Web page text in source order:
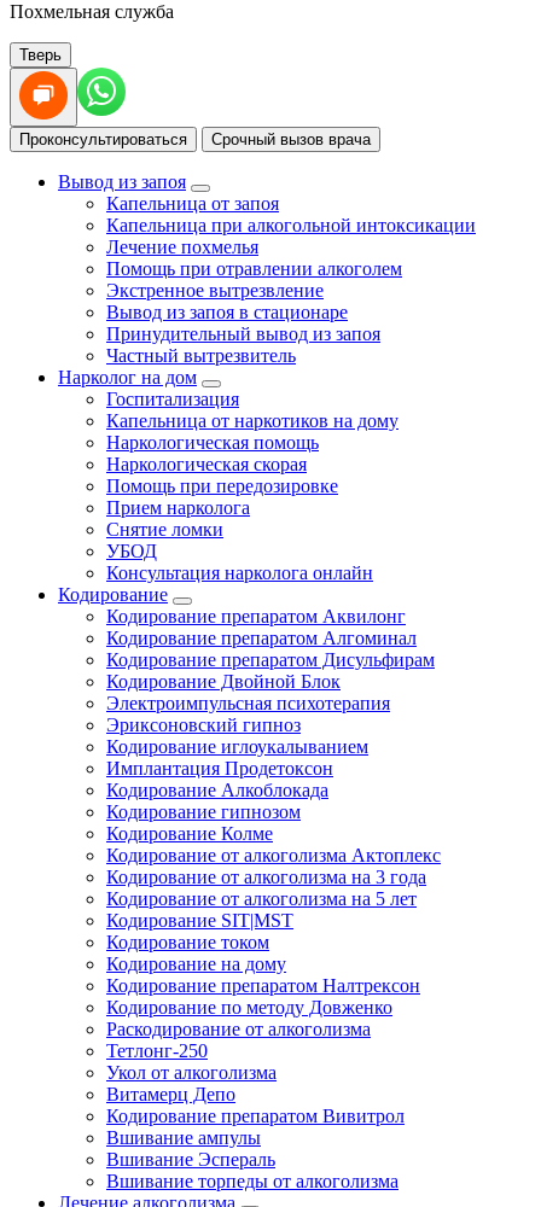
Похмельная служба
Тверь
Проконсультироваться Срочный вызов врача
Вывод из запоя
Капельница от запоя
Капельница при алкогольной интоксикации
Лечение похмелья
Помощь при отравлении алкоголем
Экстренное вытрезвление
Вывод из запоя в стационаре
Принудительный вывод из запоя
Частный вытрезвитель
Нарколог на дом
Госпитализация
Капельница от наркотиков на дому
Наркологическая помощь
Наркологическая скорая
Помощь при передозировке
Прием нарколога
Снятие ломки
УБОД
Консультация нарколога онлайн
Кодирование
Кодирование препаратом Аквилонг
Кодирование препаратом Алгоминал
Кодирование препаратом Дисульфирам
Кодирование Двойной Блок
Электроимпульсная психотерапия
Эриксоновский гипноз
Кодирование иглоукалыванием
Имплантация Продетоксон
Кодирование Алкоблокада
Кодирование гипнозом
Кодирование Колме
Кодирование от алкоголизма Актоплекс
Кодирование от алкоголизма на 3 года
Кодирование от алкоголизма на 5 лет
Кодирование SIT|MST
Кодирование током
Кодирование на дому
Кодирование препаратом Налтрексон
Кодирование по методу Довженко
Раскодирование от алкоголизма
Тетлонг-250
Укол от алкоголизма
Витамерц Депо
Кодирование препаратом Вивитрол
Вшивание ампулы
Вшивание Эспераль
Вшивание торпеды от алкоголизма
Лечение алкоголизма